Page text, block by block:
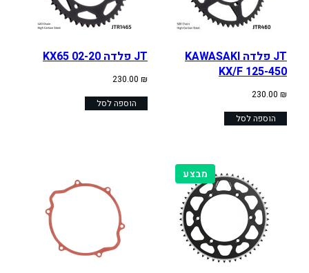
JT פלדה KAWASAKI
KX/F 125-450
230.00 ₪
הוספה לסל
JT פלדה KX65 02-20
230.00 ₪
הוספה לסל
מבצע
במבצע